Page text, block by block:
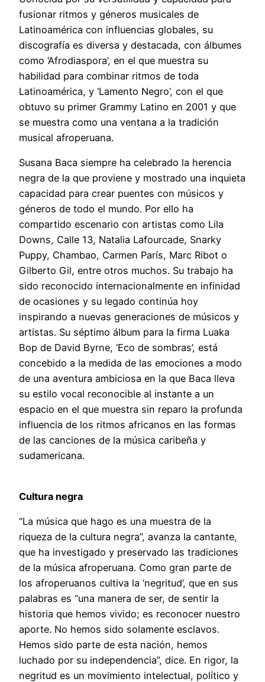
fusionar ritmos y géneros musicales de
Latinoamérica con influencias globales, su
discografía es diversa y destacada, con álbumes
como ‘Afrodiaspora’, en el que muestra su
habilidad para combinar ritmos de toda
Latinoamérica, y ‘Lamento Negro’, con el que
obtuvo su primer Grammy Latino en 2001 y que
se muestra como una ventana a la tradición
musical afroperuana.
Susana Baca siempre ha celebrado la herencia
negra de la que proviene y mostrado una inquieta
capacidad para crear puentes con músicos y
géneros de todo el mundo. Por ello ha
compartido escenario con artistas como Lila
Downs, Calle 13, Natalia Lafourcade, Snarky
Puppy, Chambao, Carmen París, Marc Ribot o
Gilberto Gil, entre otros muchos. Su trabajo ha
sido reconocido internacionalmente en infinidad
de ocasiones y su legado continúa hoy
inspirando a nuevas generaciones de músicos y
artistas. Su séptimo álbum para la firma Luaka
Bop de David Byrne, ‘Eco de sombras’, está
concebido a la medida de las emociones a modo
de una aventura ambiciosa en la que Baca lleva
su estilo vocal reconocible al instante a un
espacio en el que muestra sin reparo la profunda
influencia de los ritmos africanos en las formas
de las canciones de la música caribeña y
sudamericana.
Cultura negra
“La música que hago es una muestra de la
riqueza de la cultura negra”, avanza la cantante,
que ha investigado y preservado las tradiciones
de la música afroperuana. Como gran parte de
los afroperuanos cultiva la ‘negritud’, que en sus
palabras es “una manera de ser, de sentir la
historia que hemos vivido; es reconocer nuestro
aporte. No hemos sido solamente esclavos.
Hemos sido parte de esta nación, hemos
luchado por su independencia”, dice. En rigor, la
negritud es un movimiento intelectual, político y